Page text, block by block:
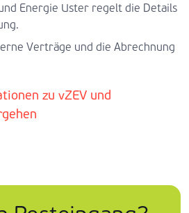
Energie Uster regelt die Details
Verträge und die Abrechnung
zu vZEV und